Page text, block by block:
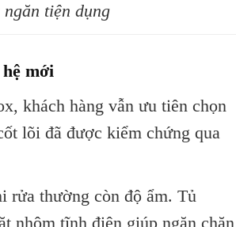
tiện dụng
hệ mới
khách hàng vẫn ưu tiên chọn
lõi đã được kiểm chứng qua
rửa thường còn độ ẩm. Tủ
nhôm tĩnh điện giúp ngăn chặn